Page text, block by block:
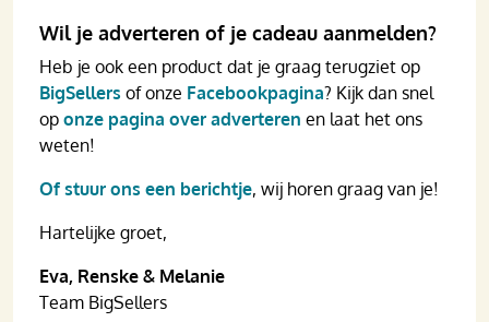
Wil je adverteren of je cadeau aanmelden?
Heb je ook een product dat je graag terugziet op
BigSellers of onze Facebookpagina? Kijk dan snel
op onze pagina over adverteren en laat het ons
weten!
Of stuur ons een berichtje, wij horen graag van je!
Hartelijke groet,
Eva, Renske & Melanie
Team BigSellers